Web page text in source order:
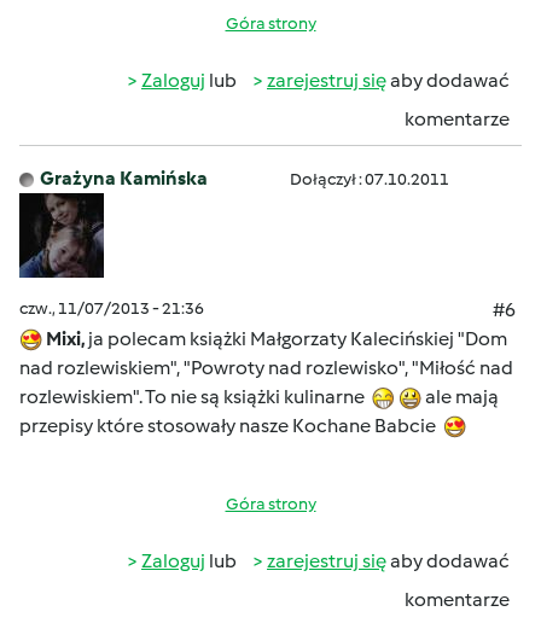
Góra strony
Zaloguj lub zarejestruj sięaby dodawać
komentarze
Grażyna Kamińska Dołączył : 07.10.2011
czw., 11/07/2013 - 21:36
#6
Mixi, ja polecam książki Małgorzaty Kalecińskiej "Dom
nad rozlewiskiem", "Powroty nad rozlewisko", "Miłość nad
rozlewiskiem". To nie są książki kulinarne
ale mają
przepisy które stosowały nasze Kochane Babcie
Góra strony
Zaloguj lub zarejestruj sięaby dodawać
komentarze